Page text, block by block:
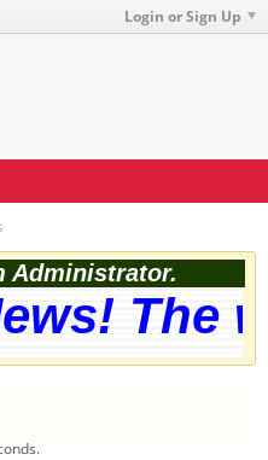
Login or Sign Up
Administrator.
The